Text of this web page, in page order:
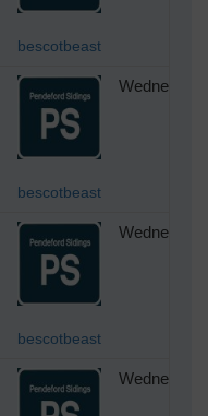
bescotbeast
bescotbeast
Wednesday
bescotbeast
Wednesday
Wednesday